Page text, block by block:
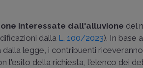
interessate dall'alluvione del
dalla L. 100/2023). In base
legge, i contribuenti
l'esito della richiesta, l'elenco dei